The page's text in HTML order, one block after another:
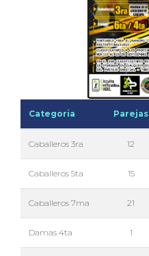
Categoria Parejas
Caballeros 3ra 12
Caballeros 5ta 15
Caballeros 7ma 21
Damas 4ta 1